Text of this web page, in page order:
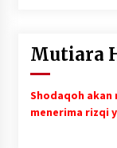
Mutiara
Shodaqoh akan
menerima rizqi